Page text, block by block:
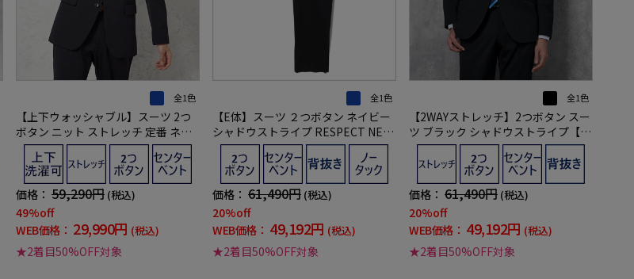
全1色
【上下ウォッシャブル】スーツ 2つ
ボタン ニット ストレッチ 定番 ネイ
ビー シャドウストライプ リッケンバ
ッカー【i-Suit-アイスーツ-】通年
価格： 59,290円 (税込)
49%off
WEB価格： 29,990円 (税込)
★2着目50%OFF対象
全1色
【E体】スーツ ２つボタン ネイビー
シャドウストライプ RESPECT NER
O 通年【定番】【スリムデザイン】
価格： 61,490円 (税込)
20%off
WEB価格： 49,192円 (税込)
★2着目50%OFF対象
全1色
【2WAYストレッチ】2つボタン スー
ツ ブラック シャドウストライプ【ベ
スト(別売)有】RESPECT NERO 通年
【定番】【スリムデザイン】
価格： 61,490円 (税込)
20%off
WEB価格： 49,192円 (税込)
★2着目50%OFF対象